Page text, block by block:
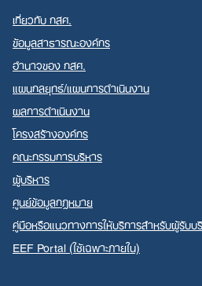
Search
for:
เกี่ยวกับ กสศ.
ข้อมูลสาธารณะองค์กร
อำนาจของ กสศ.
แผนกลยุทธ์/แผนการดำเนินงาน
ผลการดำเนินงาน
โครงสร้างองค์กร
คณะกรรมการบริหาร
ผู้บริหาร
ศูนย์ข้อมูลกฎหมาย
คู่มือหรือแนวทางการให้บริการสำหรับผู้รับ
EEF Portal (ใช้เฉพาะภายใน)